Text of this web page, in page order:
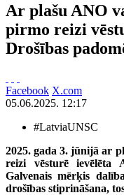
Ar plašu ANO
pirmo reizi
Drošības
Facebook X.com
05.06.2025. 12:17
#LatviaUNSC
2025. gada 3. jūnijā ar
reizi vēsturē ievēlēta
Galvenais mērķis
drošības stiprināšana,